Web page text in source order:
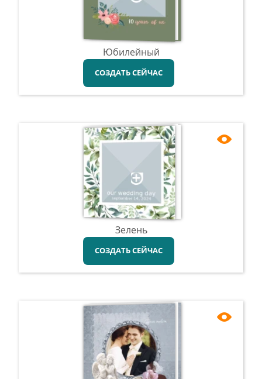
Юбилейный
СОЗДАТЬ СЕЙЧАС
Зелень
СОЗДАТЬ СЕЙЧАС